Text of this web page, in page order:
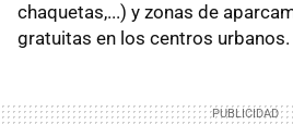
chaquetas,...) y zonas de
gratuitas en los centros urbanos.